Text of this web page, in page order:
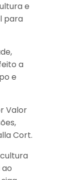
e
para
a
e
Valor
Cort.